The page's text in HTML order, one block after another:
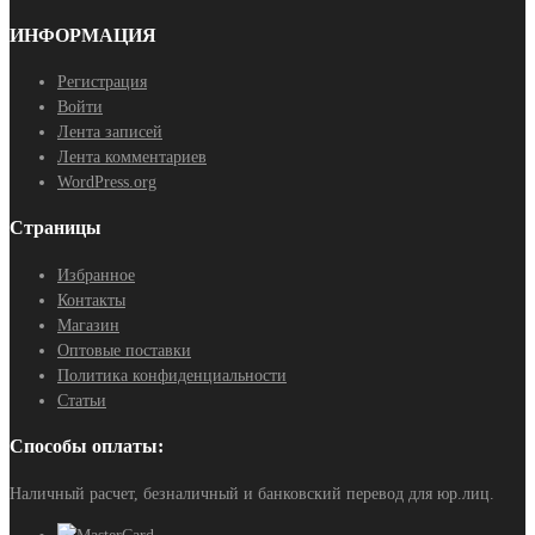
ИНФОРМАЦИЯ
Регистрация
Войти
Лента записей
Лента комментариев
WordPress.org
Страницы
Избранное
Контакты
Магазин
Оптовые поставки
Политика конфиденциальности
Статьи
Способы оплаты:
Наличный расчет, безналичный и банковский перевод для юр.лиц.